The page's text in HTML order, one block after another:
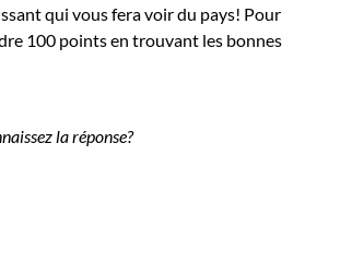
qui vous fera voir du pays! Pour
100 points en trouvant les bonnes
la réponse?